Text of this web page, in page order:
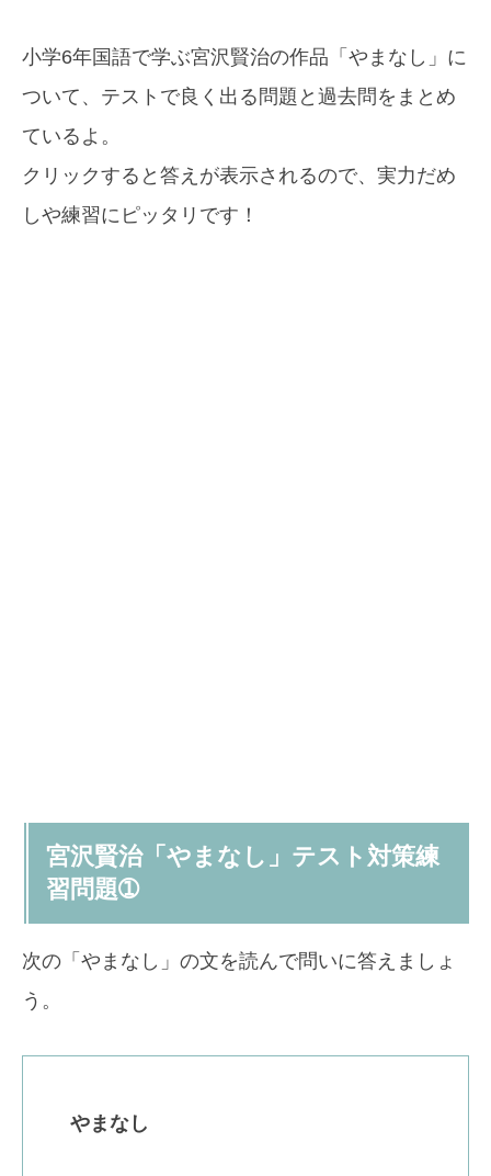
小学6年国語で学ぶ宮沢賢治の作品「やまなし」に
ついて、テストで良く出る問題と過去問をまとめ
ているよ。
クリックすると答えが表示されるので、実力だめ
しや練習にピッタリです！
宮沢賢治「やまなし」テスト対策練
習問題➀
次の「やまなし」の文を読んで問いに答えましょ
う。
やまなし